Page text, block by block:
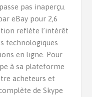
pas inaperçu.
eBay pour 2,6
reflète l’intérêt
technologiques
en ligne. Pour
à sa plateforme
acheteurs et
de Skype